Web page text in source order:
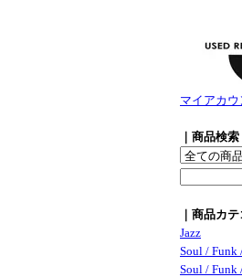
マイアカウ
｜商品検索
｜商品カ
Jazz
Soul / Funk
Soul / Funk